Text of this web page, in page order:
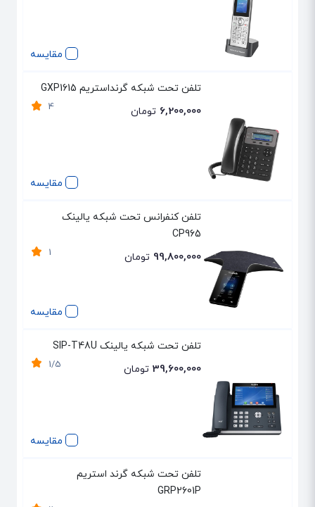
مقایسه
مقایسه
تلفن تحت شبکه گرنداستریم GXP1615
4 6,200,000 تومان
مقایسه
تلفن کنفرانس تحت شبکه یالینک
CP965
1 99,800,000 تومان
مقایسه
تلفن تحت شبکه یالینک SIP-T48U
1/5 39,600,000 تومان
تلفن تحت شبکه گرند استریم
GRP2601P